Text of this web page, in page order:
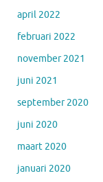
april 2022
februari 2022
november 2021
juni 2021
september 2020
juni 2020
maart 2020
januari 2020